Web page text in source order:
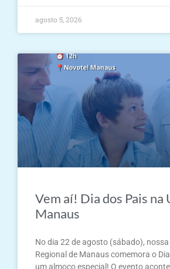
agosto 5, 2026
Vem aí! Dia dos Pais na
Manaus
No dia 22 de agosto (sábado),
Regional de Manaus comemora o
um almoço especial! O evento